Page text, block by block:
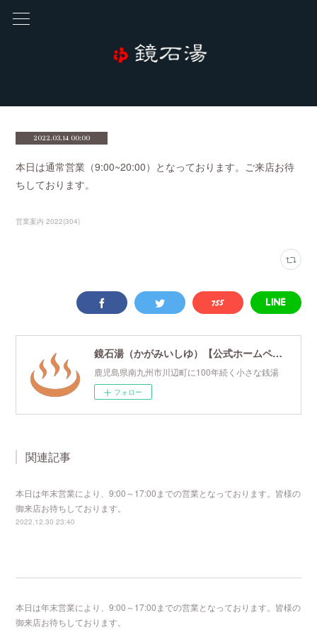
2022.03.14 00:00
本日は通常営業（9:00~20:00）となっております。ご来店お待
ちしております。
営業案内 2022(304)
鏡石湯（かがみいしゆ）【公式ホームページ】
鹿児島県南九州市川辺町に100年続く小さな銭湯
フォロー
関連記事
本日は年末営業により、9:00～17:00までの営業となっております。皆様の
御来店お待ちしております。
2022.12.30 23:40
本日は年末営業により、9:00～17:00までの営業となっております。皆様の
御来店お待ちしております。